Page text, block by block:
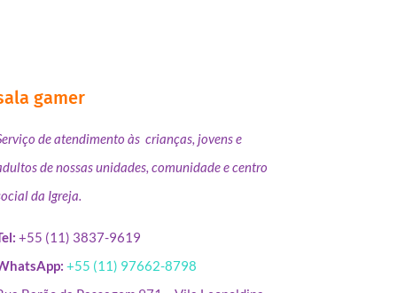
gamer
de atendimento às crianças, jovens e
de nossas unidades, comunidade e centro
da Igreja.
+55 (11) 3837-9619
+55 (11) 97662-8798